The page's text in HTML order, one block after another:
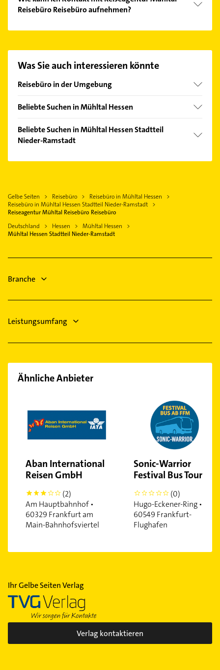
Reisebüro Reisebüro aufnehmen?
Hier finden Sie alleKontaktdaten
Was Sie auch interessieren könnte
Reisebüro in der Umgebung
Darmstadt
Seeheim-Jugenheim
Reinheim Odenwald
Zwingenberg Bergstraße
Dieburg
Erzhausen
Beliebte Suchen in Mühltal Hessen
Hausarzt
Allgemeinarzt
Klempner
Sanitärinstallation
Bauunternehmen
Beliebte Suchen in Mühltal Hessen Stadtteil
Nieder-Ramstadt
Immobilienmakler
Physikalische Therapie
Physiotherapie
Kanalreinigung
Gelbe Seiten Reisebüro
Reisebüro in Mühltal Hessen
Reisebüro in Mühltal Hessen Stadtteil Nieder-Ramstadt
Reiseagentur Mühltal Reisebüro Reisebüro
Deutschland
Hessen
Mühltal Hessen
Mühltal Hessen Stadtteil Nieder-Ramstadt
Branche
Leistungsumfang
Ähnliche Anbieter
Aban International
Reisen GmbH
3
(2)
Am Hauptbahnhof •
60329 Frankfurt am
Main-Bahnhofsviertel
Sonic-Warrior
Festival Bus Touren
0
(0)
Hugo-Eckener-Ring •
60549 Frankfurt-
Flughafen
Ihr Gelbe Seiten Verlag
Verlag kontaktieren